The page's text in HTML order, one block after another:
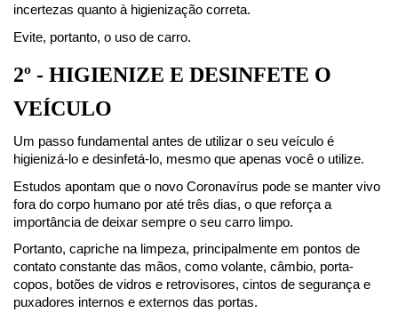
incertezas quanto à higienização correta.
Evite, portanto, o uso de carro.
2º - HIGIENIZE E DESINFETE O
VEÍCULO
Um passo fundamental antes de utilizar o seu veículo é
higienizá-lo e desinfetá-lo, mesmo que apenas você o utilize.
Estudos apontam que o novo Coronavírus pode se manter vivo
fora do corpo humano por até três dias, o que reforça a
importância de deixar sempre o seu carro limpo.
Portanto, capriche na limpeza, principalmente em pontos de
contato constante das mãos, como volante, câmbio, porta-
copos, botões de vidros e retrovisores, cintos de segurança e
puxadores internos e externos das portas.